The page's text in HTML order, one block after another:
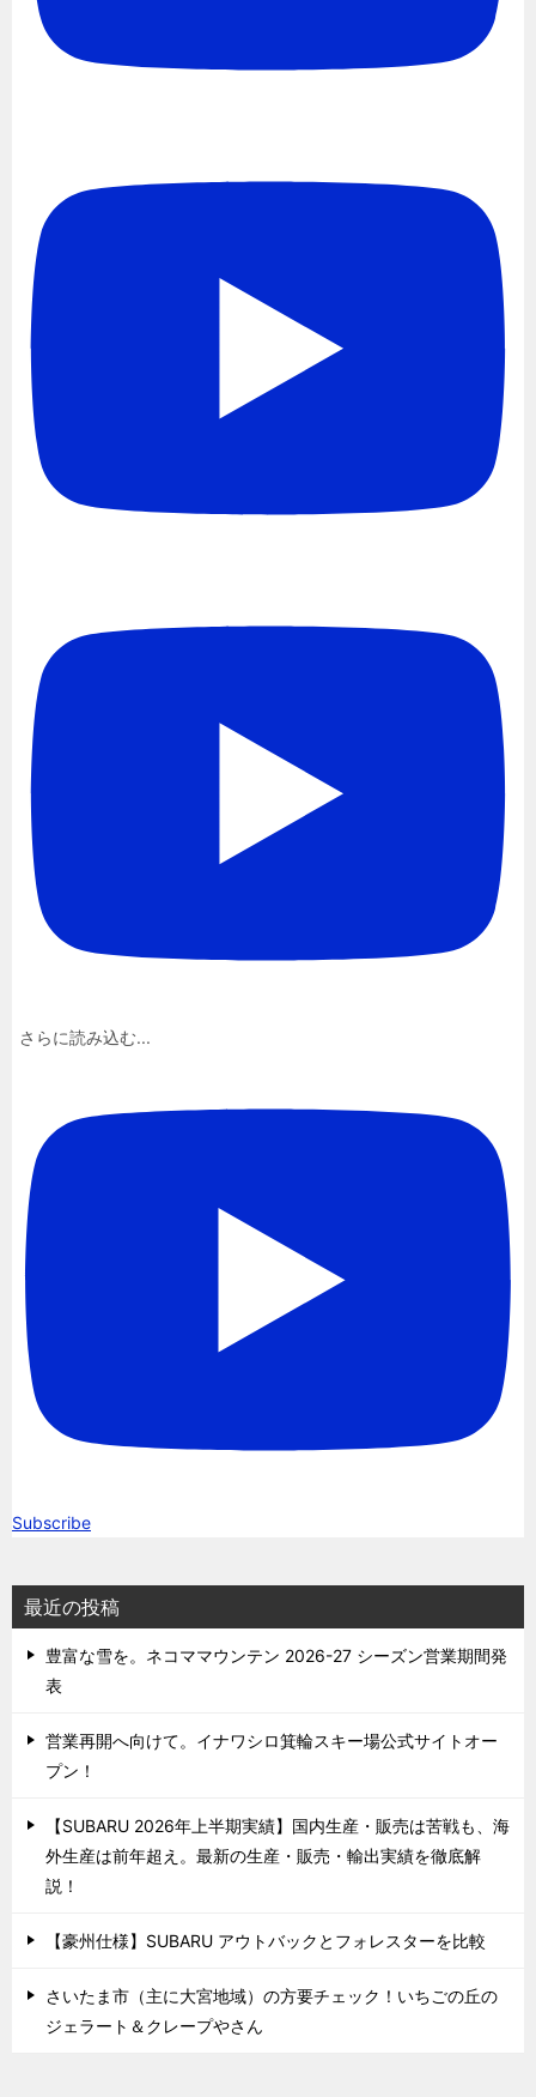
さらに読み込む...
Subscribe
最近の投稿
豊富な雪を。ネコママウンテン 2026-27 シーズン営業期間発
表
営業再開へ向けて。イナワシロ箕輪スキー場公式サイトオー
プン！
【SUBARU 2026年上半期実績】国内生産・販売は苦戦も、海
外生産は前年超え。最新の生産・販売・輸出実績を徹底解
説！
【豪州仕様】SUBARU アウトバックとフォレスターを比較
さいたま市（主に大宮地域）の方要チェック！いちごの丘の
ジェラート＆クレープやさん